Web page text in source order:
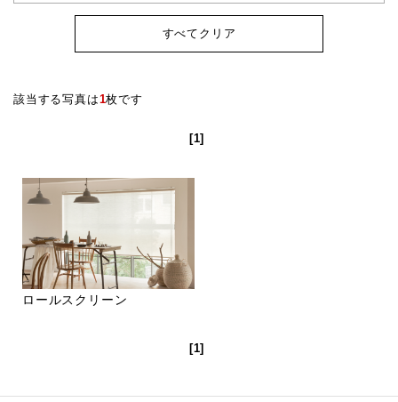
すべてクリア
該当する写真は1枚です
[1]
ロールスクリーン
[1]